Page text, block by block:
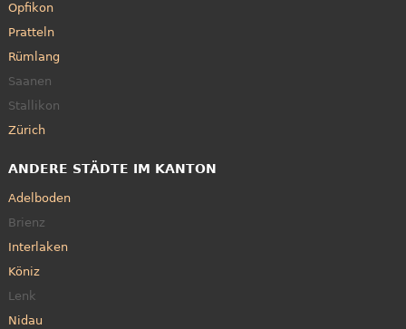
Opfikon
Pratteln
Rümlang
Saanen
Stallikon
Zürich
ANDERE STÄDTE IM KANTON
Adelboden
Brienz
Interlaken
Köniz
Lenk
Nidau